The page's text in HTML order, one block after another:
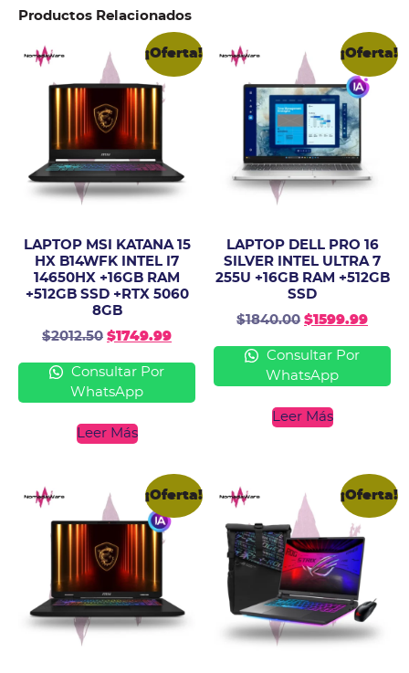
Productos Relacionados
¡Oferta!
LAPTOP MSI KATANA 15
HX B14WFK INTEL I7
14650HX +16GB RAM
+512GB SSD +RTX 5060
8GB
$2012.50 $1749.99
Consultar Por
WhatsApp
Leer Más
¡Oferta!
LAPTOP DELL PRO 16
SILVER INTEL ULTRA 7
255U +16GB RAM +512GB
SSD
$1840.00 $1599.99
Consultar Por
WhatsApp
Leer Más
¡Oferta! ¡Oferta!